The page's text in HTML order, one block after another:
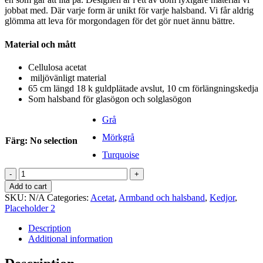
jobbat med. Där varje form är unikt för varje halsband. Vi får aldrig
glömma att leva för morgondagen för det gör nuet ännu bättre.
Material och mått
Cellulosa acetat
miljövänligt material
65 cm längd 18 k guldplätade avslut, 10 cm förlängningskedja
Som halsband för glasögon och solglasögon
Färg: No selection
Grå
Mörkgrå
Turquoise
Glasögonsnöre
Acetat
D
link
quantity
Add to cart
SKU: N/A Categories: Acetat, Armband och halsband, Kedjor,
Placeholder 2
Description
Additional information